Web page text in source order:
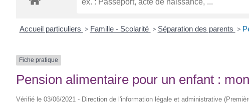
Accueil particuliers > Famille - Scolarité > Séparation des parents >
Fiche pratique
Pension alimentaire pour un enfant :
Vérifié le 03/06/2021 - Direction de l'information légale et administrative